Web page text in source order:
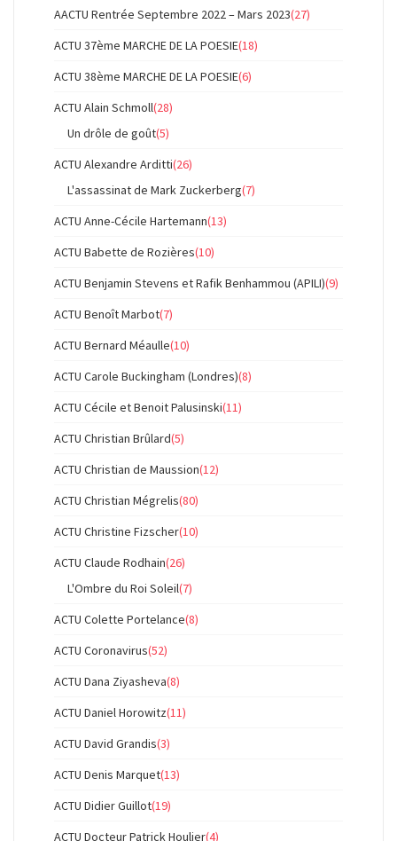
AACTU Rentrée Septembre 2022 – Mars 2023(27)
ACTU 37ème MARCHE DE LA POESIE(18)
ACTU 38ème MARCHE DE LA POESIE(6)
ACTU Alain Schmoll(28)
Un drôle de goût(5)
ACTU Alexandre Arditti(26)
L'assassinat de Mark Zuckerberg(7)
ACTU Anne-Cécile Hartemann(13)
ACTU Babette de Rozières(10)
ACTU Benjamin Stevens et Rafik Benhammou (APILI)(9)
ACTU Benoît Marbot(7)
ACTU Bernard Méaulle(10)
ACTU Carole Buckingham (Londres)(8)
ACTU Cécile et Benoit Palusinski(11)
ACTU Christian Brûlard(5)
ACTU Christian de Maussion(12)
ACTU Christian Mégrelis(80)
ACTU Christine Fizscher(10)
ACTU Claude Rodhain(26)
L'Ombre du Roi Soleil(7)
ACTU Colette Portelance(8)
ACTU Coronavirus(52)
ACTU Dana Ziyasheva(8)
ACTU Daniel Horowitz(11)
ACTU David Grandis(3)
ACTU Denis Marquet(13)
ACTU Didier Guillot(19)
ACTU Docteur Patrick Houlier(4)